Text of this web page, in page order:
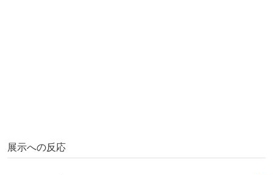
展示への反応